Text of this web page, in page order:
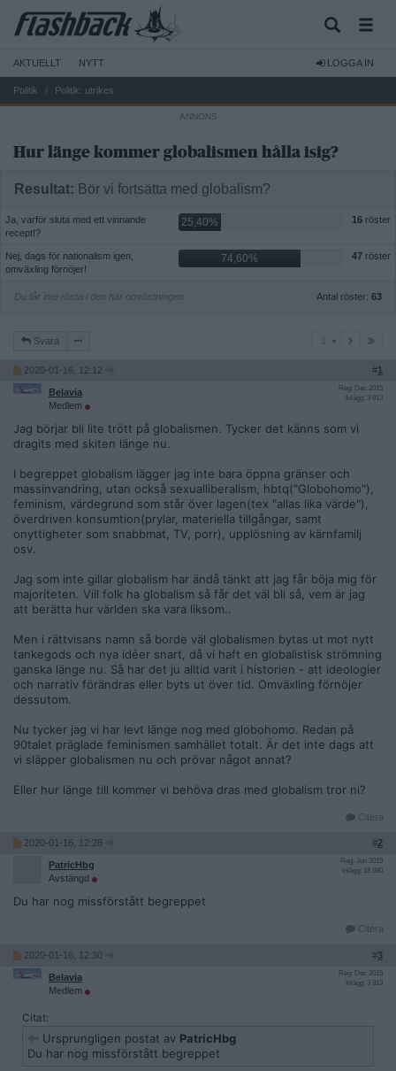
AKTUELLT NYTT LOGGA IN
Politik Politik: utrikes
Hur länge kommer globalismen hålla isig?
Resultat: Bör vi fortsätta med globalism?
Ja, varför sluta med ett vinnande
recept!?
25,40% 16 röster
Nej, dags för nationalism igen,
omväxling förnöjer!
74,60% 47 röster
Antal röster: 63
Du får inte rösta i den här omröstningen.
Svara
2020-01-16, 12:12 #1
Belavia
Medlem
Reg: Dec 2015
Inlägg: 3 913
Jag börjar bli lite trött på globalismen. Tycker det känns som vi
dragits med skiten länge nu.
I begreppet globalism lägger jag inte bara öppna gränser och
massinvandring, utan också sexualliberalism, hbtq("Globohomo"),
feminism, värdegrund som står över lagen(tex "allas lika värde"),
överdriven konsumtion(prylar, materiella tillgångar, samt
onyttigheter som snabbmat, TV, porr), upplösning av kärnfamilj
osv.
Jag som inte gillar globalism har ändå tänkt att jag får böja mig för
majoriteten. Vill folk ha globalism så får det väl bli så, vem är jag
att berätta hur världen ska vara liksom..
Men i rättvisans namn så borde väl globalismen bytas ut mot nytt
tankegods och nya idéer snart, då vi haft en globalistisk strömning
ganska länge nu. Så har det ju alltid varit i historien - att ideologier
och narrativ förändras eller byts ut över tid. Omväxling förnöjer
dessutom.
Nu tycker jag vi har levt länge nog med globohomo. Redan på
90talet präglade feminismen samhället totalt. Är det inte dags att
vi släpper globalismen nu och prövar något annat?
Eller hur länge till kommer vi behöva dras med globalism tror ni?
Citera
2020-01-16, 12:28 #2
PatricHbg
Avstängd
Reg: Jun 2015
Inlägg: 18 680
Du har nog missförstått begreppet
Citera
2020-01-16, 12:30 #3
Belavia
Medlem
Reg: Dec 2015
Inlägg: 3 913
Citat:
Ursprungligen postat av PatricHbg
Du har nog missförstått begreppet